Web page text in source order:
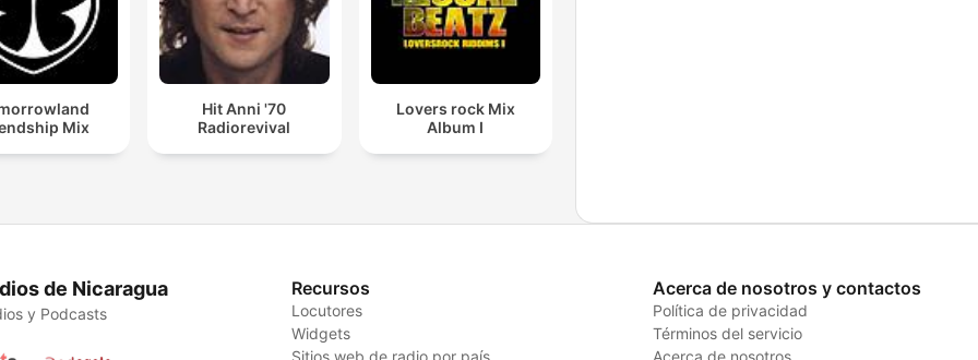
Mix
Hit Anni '70
Radiorevival
Lovers rock Mix
Album I
de Nicaragua
y Podcasts
Recursos
Locutores
Widgets
Sitios web de radio por país
Acerca de nosotros y contactos
Política de privacidad
Términos del servicio
Acerca de nosotros